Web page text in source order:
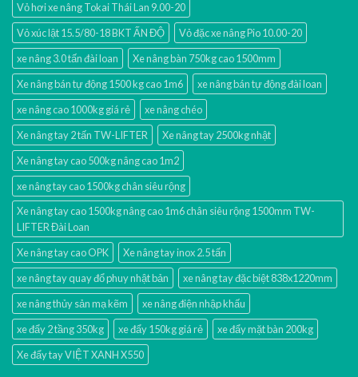
Vỏ hơi xe nâng Tokai Thái Lan 9.00-20
Vỏ xúc lật 15.5/80-18 BKT ẤN ĐỘ
Vỏ đặc xe nâng Pio 10.00-20
xe nâng 3.0 tấn đài loan
Xe nâng bàn 750kg cao 1500mm
Xe nâng bán tự động 1500 kg cao 1m6
xe nâng bán tự động đài loan
xe nâng cao 1000kg giá rẻ
xe nâng chéo
Xe nâng tay 2 tấn TW-LIFTER
Xe nâng tay 2500kg nhật
Xe nâng tay cao 500kg nâng cao 1m2
xe nâng tay cao 1500kg chân siêu rộng
Xe nâng tay cao 1500kg nâng cao 1m6 chân siêu rộng 1500mm TW-
LIFTER Đài Loan
Xe nâng tay cao OPK
Xe nâng tay inox 2.5 tấn
xe nâng tay quay đổ phuy nhật bản
xe nâng tay đặc biệt 838x1220mm
xe nâng thủy sản mạ kẽm
xe nâng điện nhập khấu
xe đẩy 2 tầng 350kg
xe đẩy 150kg giá rẻ
xe đẩy mặt bàn 200kg
Xe đẩy tay VIỆT XANH X550